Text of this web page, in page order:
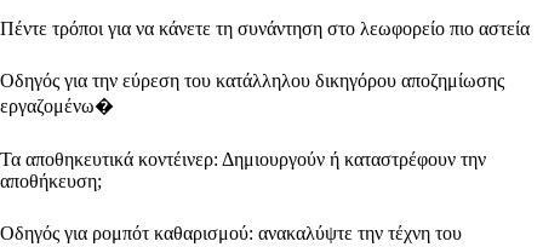
Πέντε τρόποι για να κάνετε τη συνάντηση στο λεωφορείο πιο αστεία
Οδηγός για την εύρεση του κατάλληλου δικηγόρου αποζημίωσης
εργαζομένω�
Τα αποθηκευτικά κοντέινερ: Δημιουργούν ή καταστρέφουν την
αποθήκευση;
Οδηγός για ρομπότ καθαρισμού: ανακαλύψτε την τέχνη του